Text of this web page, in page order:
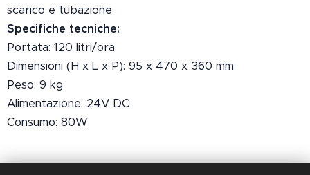
scarico e tubazione
Specifiche tecniche:
Portata: 120 litri/ora
Dimensioni (H x L x P): 95 x 470 x 360 mm
Peso: 9 kg
Alimentazione: 24V DC
Consumo: 80W